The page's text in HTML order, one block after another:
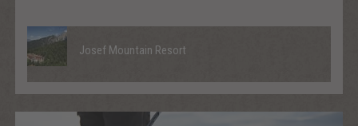
Josef Mountain Resort